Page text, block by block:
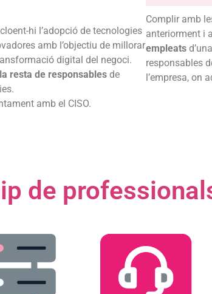
hi l’adopció de tecnologies
amb l’objectiu de millorar
digital del negoci.
resta de responsables de
amb el CISO.
Complir amb
anteriorment i
empleats
responsables
l’empresa, on
de